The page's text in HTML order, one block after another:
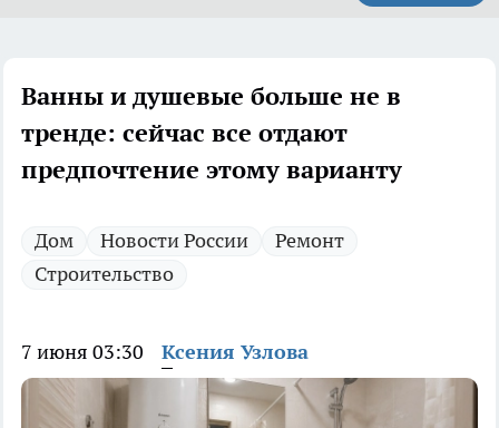
Ванны и душевые больше не в
тренде: сейчас все отдают
предпочтение этому варианту
Дом Новости России
Ремонт
Строительство
7 июня 03:30 Ксения Узлова